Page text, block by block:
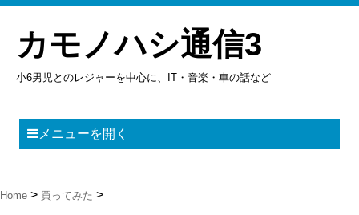
カモノハシ通信3
小6男児とのレジャーを中心に、IT・音楽・車の話など
メニューを開く
Home 買ってみた